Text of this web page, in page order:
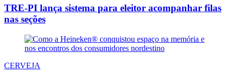
TRE-PI lança sistema para eleitor acompanhar filas
nas seções
CERVEJA